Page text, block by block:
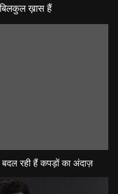
ख़ास हैं
बदल रही हैं कपड़ों का अंदाज़